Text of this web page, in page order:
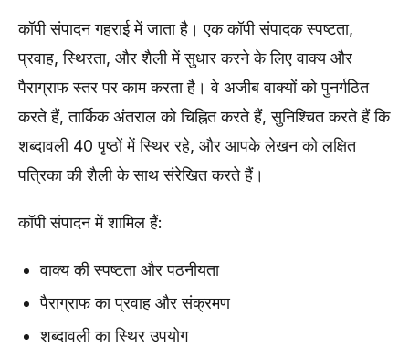
कॉपी संपादन गहराई में जाता है। एक कॉपी संपादक स्पष्टता,
प्रवाह, स्थिरता, और शैली में सुधार करने के लिए वाक्य और
पैराग्राफ स्तर पर काम करता है। वे अजीब वाक्यों को पुनर्गठित
करते हैं, तार्किक अंतराल को चिह्नित करते हैं, सुनिश्चित करते हैं कि
शब्दावली 40 पृष्ठों में स्थिर रहे, और आपके लेखन को लक्षित
पत्रिका की शैली के साथ संरेखित करते हैं।
कॉपी संपादन में शामिल हैं:
वाक्य की स्पष्टता और पठनीयता
पैराग्राफ का प्रवाह और संक्रमण
शब्दावली का स्थिर उपयोग